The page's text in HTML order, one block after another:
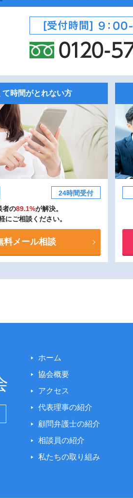
て時間がとれない方
24時間受付
者の89.1%が解決。
にご相談ください。
料メール相談
ホーム
協会概要
アクセス
代表理事の紹介
顧問弁護士の紹介
相談員の紹介
私たちの取り組み